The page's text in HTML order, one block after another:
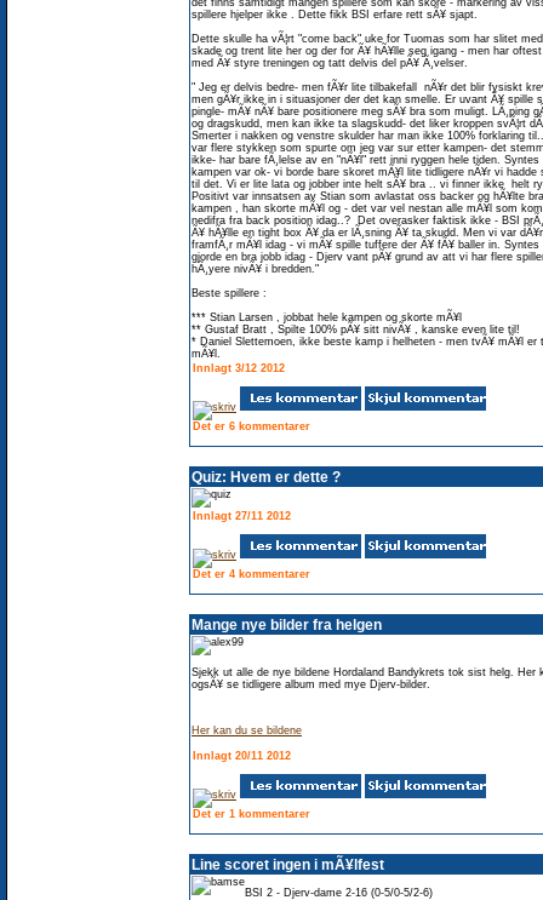
det finns samtidigt mangen spillere som kan skore - markering av
spillere hjelper ikke . Dette fikk BSI erfare rett sÃ¥ sjapt.
Dette skulle ha vÃ¦rt "come back" uke for Tuomas som har slitet
skade og trent lite her og der for Ã¥ hÃ¥lle seg igang - men har oftest
med Ã¥ styre treningen og tatt delvis del pÃ¥ Ã¸velser.
" Jeg er delvis bedre- men fÃ¥r lite tilbakefall nÃ¥r det blir fysiskt
men gÃ¥r ikke in i situasjoner der det kan smelle. Er uvant Ã¥ spille
pingle- mÃ¥ nÃ¥ bare positionere meg sÃ¥ bra som muligt. LÃ¸ping
og dragskudd, men kan ikke ta slagskudd- det liker kroppen svÃ¦rt
Smerter i nakken og venstre skulder har man ikke 100% forklaring
var flere stykken som spurte om jeg var sur etter kampen- det
ikke- har bare fÃ¸lelse av en "nÃ¥l" rett inni ryggen hele tiden. Syntes
kampen var ok- vi borde bare skoret mÃ¥l lite tidligere nÃ¥r vi hadde
til det. Vi er lite lata og jobber inte helt sÃ¥ bra .. vi finner ikke helt
Positivt var innsatsen av Stian som avlastat oss backer og hÃ¥lte
kampen , han skorte mÃ¥l og - det var vel nestan alle mÃ¥l som kom
nedifra fra back position idag..? Det overasker faktisk ikke - BSI
Ã¥ hÃ¥lle en tight box Ã¥ da er lÃ¸sning Ã¥ ta skudd. Men vi var
framfÃ¸r mÃ¥l idag - vi mÃ¥ spille tuffere der Ã¥ fÃ¥ baller in. Syntes
gjorde en bra jobb idag - Djerv vant pÃ¥ grund av att vi har flere
hÃ¸yere nivÃ¥ i bredden."
Beste spillere :
*** Stian Larsen , jobbat hele kampen og skorte mÃ¥l
** Gustaf Bratt , Spilte 100% pÃ¥ sitt nivÃ¥ , kanske even lite til!
* Daniel Slettemoen, ikke beste kamp i helheten - men tvÃ¥ mÃ¥l er
mÃ¥l.
Innlagt 3/12 2012
Det er 6 kommentarer
Quiz: Hvem er dette ?
Innlagt 27/11 2012
Det er 4 kommentarer
Mange nye bilder fra helgen
Sjekk ut alle de nye bildene Hordaland Bandykrets tok sist helg. Her
ogsÃ¥ se tidligere album med mye Djerv-bilder.
Her kan du se bildene
Innlagt 20/11 2012
Det er 1 kommentarer
Line scoret ingen i mÃ¥lfest
BSI 2 - Djerv-dame 2-16 (0-5/0-5/2-6)